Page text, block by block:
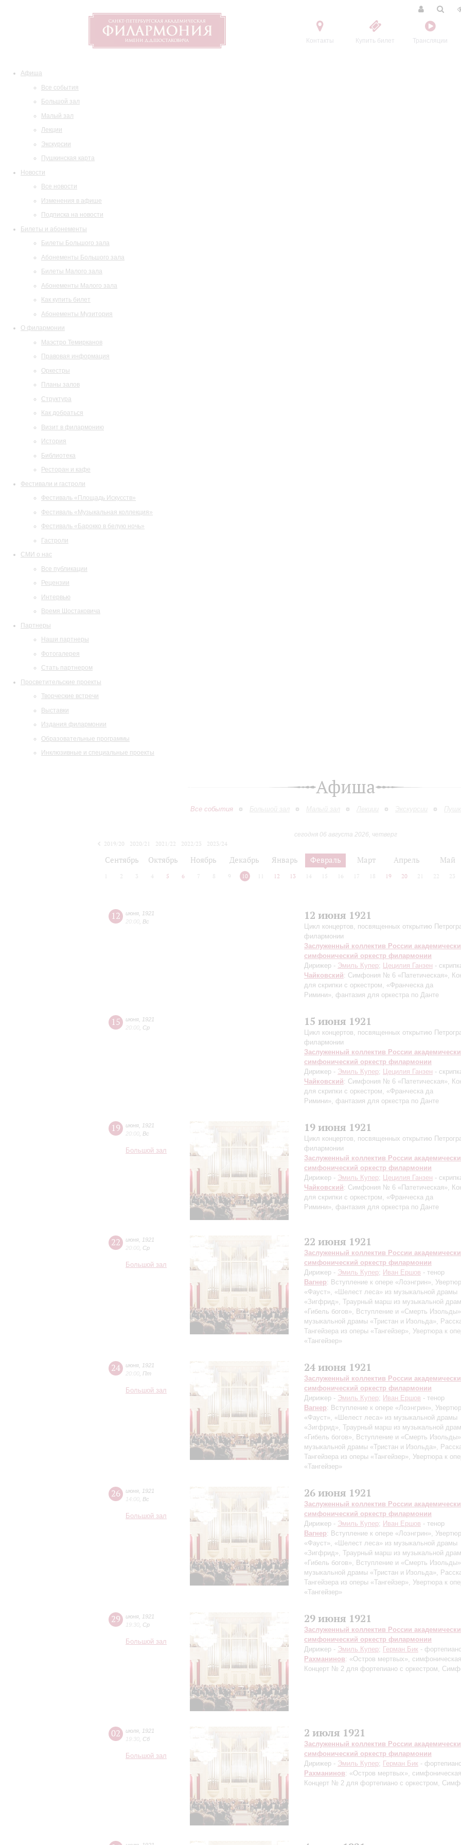
Контакты Купить билет Трансляции
Афиша
Все события
Большой зал
Малый зал
Лекции
Экскурсии
Пушкинская карта
Новости
Все новости
Изменения в афише
Подписка на новости
Билеты и абонементы
Билеты Большого зала
Абонементы Большого зала
Билеты Малого зала
Абонементы Малого зала
Как купить билет
Абонементы Музитория
О филармонии
Маэстро Темирканов
Правовая информация
Оркестры
Планы залов
Структура
Как добраться
Визит в филармонию
История
Библиотека
Ресторан и кафе
Фестивали и гастроли
Фестиваль «Площадь Искусств»
Фестиваль «Музыкальная коллекция»
Фестиваль «Барокко в белую ночь»
Гастроли
СМИ о нас
Все публикации
Рецензии
Интервью
Время Шостаковича
Партнеры
Наши партнеры
Фотогалерея
Стать партнером
Просветительские проекты
Творческие встречи
Выставки
Издания филармонии
Образовательные программы
Инклюзивные и специальные проекты
Афиша
Все события Большой зал Малый зал Лекции Экскурсии
сегодня 06 августа 2026, четверг
2019/20
2020/21 2021/22 2022/23
2023/24
Сентябрь Октябрь Ноябрь Декабрь Январь Февраль Март Апрель Май
2 3 4 5 6 7 8 9 10 12 13 14 15 16 17 18 19 20 21 22 23
12 июня
1921
20:00 Вс 12 июня 1921
Цикл концертов, посвященных открытию
филармонии
Заслуженный коллектив России
симфонический оркестр филармонии
Дирижер - Эмиль Купер; Цецилия Ганзен -
Чайковский: Симфония № 6 «Патетическая»,
для скрипки с оркестром, «Франческа да
Римини», фантазия для оркестра по Данте
15 июня
1921
20:00 Ср 15 июня 1921
Цикл концертов, посвященных открытию
филармонии
Заслуженный коллектив России
симфонический оркестр филармонии
Дирижер - Эмиль Купер; Цецилия Ганзен -
Чайковский: Симфония № 6 «Патетическая»,
для скрипки с оркестром, «Франческа да
Римини», фантазия для оркестра по Данте
19 июня
1921
20:00 Вс
Большой зал
19 июня 1921
Цикл концертов, посвященных открытию
филармонии
Заслуженный коллектив России
симфонический оркестр филармонии
Дирижер - Эмиль Купер; Цецилия Ганзен -
Чайковский: Симфония № 6 «Патетическая»,
для скрипки с оркестром, «Франческа да
Римини», фантазия для оркестра по Данте
22 июня
1921
20:00 Ср
Большой зал
22 июня 1921
Заслуженный коллектив России
симфонический оркестр филармонии
Дирижер - Эмиль Купер; Иван Ершов - тенор
Вагнер: Вступление к опере «Лоэнгрин»,
«Фауст», «Шелест леса» из музыкальной драмы
«Зигфрид», Траурный марш из музыкальной
«Гибель богов», Вступление и «Смерть
музыкальной драмы «Тристан и Изольда»,
Тангейзера из оперы «Тангейзер», Увертюра к
«Тангейзер»
24 июня
1921
20:00 Пт
Большой зал
24 июня 1921
Заслуженный коллектив России
симфонический оркестр филармонии
Дирижер - Эмиль Купер; Иван Ершов - тенор
Вагнер: Вступление к опере «Лоэнгрин»,
«Фауст», «Шелест леса» из музыкальной драмы
«Зигфрид», Траурный марш из музыкальной
«Гибель богов», Вступление и «Смерть
музыкальной драмы «Тристан и Изольда»,
Тангейзера из оперы «Тангейзер», Увертюра к
«Тангейзер»
26 июня
1921
14:00 Вс
Большой зал
26 июня 1921
Заслуженный коллектив России
симфонический оркестр филармонии
Дирижер - Эмиль Купер; Иван Ершов - тенор
Вагнер: Вступление к опере «Лоэнгрин»,
«Фауст», «Шелест леса» из музыкальной драмы
«Зигфрид», Траурный марш из музыкальной
«Гибель богов», Вступление и «Смерть
музыкальной драмы «Тристан и Изольда»,
Тангейзера из оперы «Тангейзер», Увертюра к
«Тангейзер»
29 июня
1921
19:30 Ср
Большой зал
29 июня 1921
Заслуженный коллектив России
симфонический оркестр филармонии
Дирижер - Эмиль Купер; Герман Бик -
Рахманинов: «Остров мертвых»,
Концерт № 2 для фортепиано с оркестром,
02 июля
1921
19:30 Сб
Большой зал
2 июля 1921
Заслуженный коллектив России
симфонический оркестр филармонии
Дирижер - Эмиль Купер; Герман Бик -
Рахманинов: «Остров мертвых»,
Концерт № 2 для фортепиано с оркестром,